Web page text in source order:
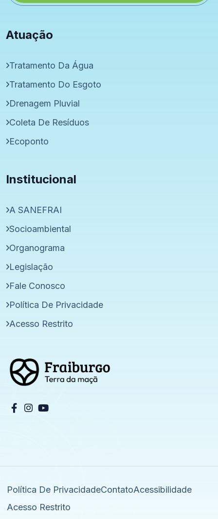
Atuação
Tratamento Da Água
Tratamento Do Esgoto
Drenagem Pluvial
Coleta De Resíduos
Ecoponto
Institucional
A SANEFRAI
Socioambiental
Organograma
Legislação
Fale Conosco
Política De Privacidade
Acesso Restrito
Política De PrivacidadeContatoAcessibilidade
Acesso Restrito